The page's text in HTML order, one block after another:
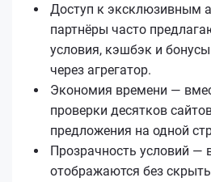
Доступ к эксклюзивным
партнёры часто
условия, кэшбэк и
через агрегатор.
Экономия времени —
проверки десятков
предложения на одной
Прозрачность условий —
отображаются без